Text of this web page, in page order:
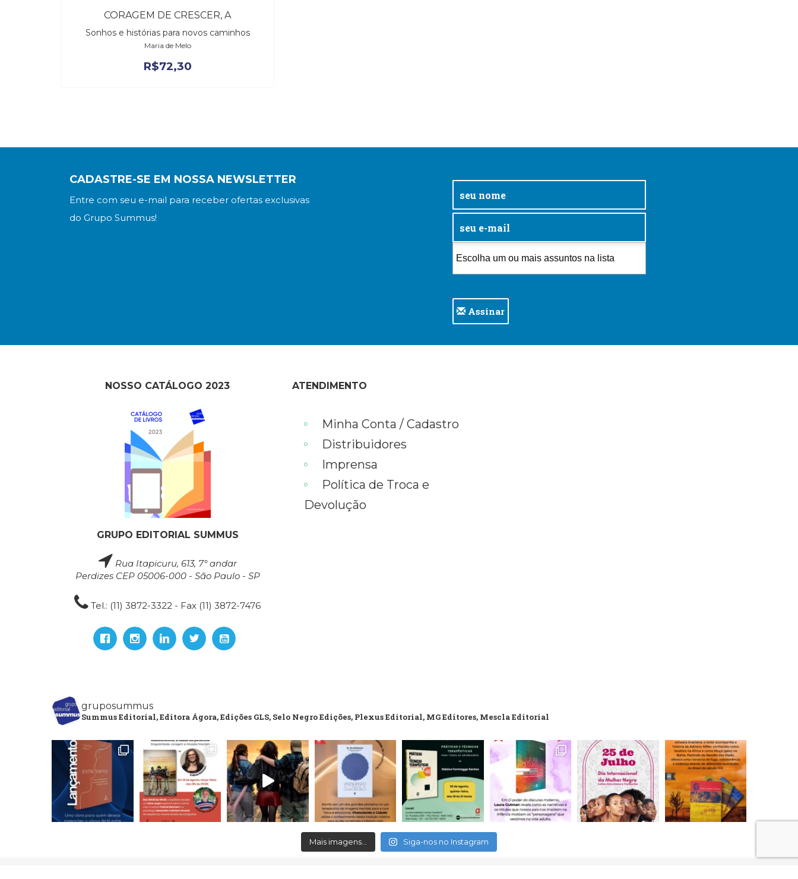
CORAGEM DE CRESCER, A
Sonhos e histórias para novos caminhos
Maria de Melo
R$72,30
CADASTRE-SE EM NOSSA NEWSLETTER
Entre com seu e-mail para receber ofertas exclusivas
do Grupo Summus!
Assinar
NOSSO CATÁLOGO 2023
GRUPO EDITORIAL SUMMUS
Rua Itapicuru, 613, 7° andar
Perdizes CEP 05006-000 - São Paulo - SP
Tel.: (11) 3872-3322 - Fax (11) 3872-7476
ATENDIMENTO
Minha Conta / Cadastro
Distribuidores
Imprensa
Política de Troca e
Devolução
gruposummus
Summus Editorial, Editora Ágora, Edições GLS, Selo Negro Edições, Plexus Editorial, MG Editores, Mescla Editorial
Mais imagens... Siga-nos no Instagram